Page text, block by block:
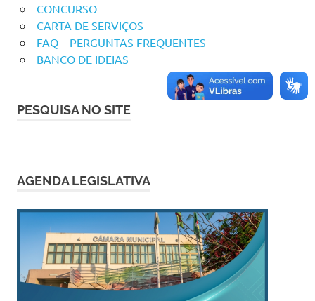
CONCURSO
CARTA DE SERVIÇOS
FAQ – PERGUNTAS FREQUENTES
BANCO DE IDEIAS
PESQUISA NO SITE
AGENDA LEGISLATIVA